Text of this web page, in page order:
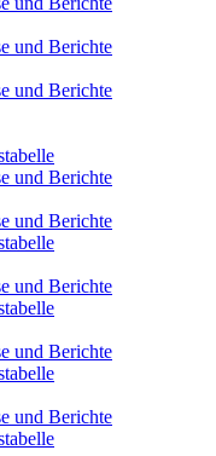
und Berichte
und Berichte
und Berichte
und Berichte
und Berichte
und Berichte
und Berichte